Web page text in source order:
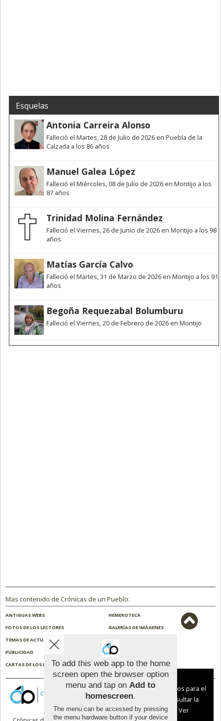
Esquelas
Antonia Carreira Alonso
Falleció el Martes, 28 de Julio de 2026 en Puebla de la
Calzada a los 86 años
Manuel Galea López
Falleció el Miércoles, 08 de Julio de 2026 en Montijo a los
87 años
Trinidad Molina Fernández
Falleció el Viernes, 26 de Junio de 2026 en Montijo a los 98
años
Matías García Calvo
Falleció el Martes, 31 de Marzo de 2026 en Montijo a los 91
años
Begoña Requezabal Bolumburu
Falleció el Viernes, 20 de Febrero de 2026 en Montijo
Mas contenido de Crónicas de un Pueblo:
ANTIGUAS WEBS
HEMEROTECA
FOTOS DE LOS LECTORES
GALERÍAS DE IMÁGENES
TEMAS DE ACTUALIDAD
PUBLICIDAD
CONTACTO
CARTAS DE LOS LECTORES
ENCUESTAS
To add this web app to the home
screen open the browser option
menu and tap on Add to
homescreen.
The menu can be accessed by pressing
the menu hardware button if your device
Aviso sobre el Uso de cookies:
Utilizamos cookies nuestras y de terceros para el
funcionamiento del digital. Puedes consultar la
lista de cookies y como desconectarlas.
Ver